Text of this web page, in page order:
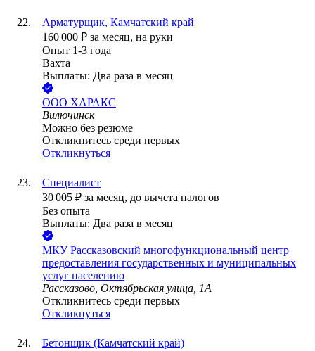
Арматурщик, Камчатский край
160 000 ₽ за месяц, на руки
Опыт 1-3 года
Вахта
Выплаты: Два раза в месяц
ООО ХАРАКС
Вилючинск
Можно без резюме
Откликнитесь среди первых
Откликнуться
Специалист
30 005 ₽ за месяц, до вычета налогов
Без опыта
Выплаты: Два раза в месяц
МКУ Рассказовский многофункциональный центр
предоставления государственных и муниципальных
услуг населению
Рассказово, Октябрьская улица, 1А
Откликнитесь среди первых
Откликнуться
Бетонщик (Камчатский край)